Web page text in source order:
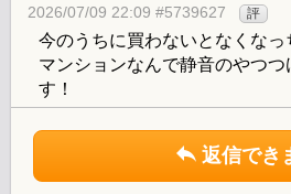
2026/07/09 22:09 #5739627 評
今のうちに買わないとなくなっ
マンションなんで静音のやつつ
す！
返信でき